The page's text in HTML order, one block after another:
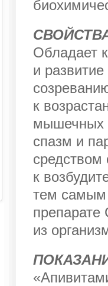
Обладает
и
к
мышечных
спазм и
средством
к
тем самым
препарате
из